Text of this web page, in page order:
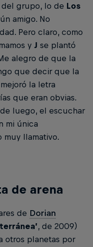
del grupo, lo de Los
amigo. No
Pero claro, como
y J se plantó
alegro de que la
que decir que la
la letra
que eran obvias.
luego, el escuchar
mi única
llamativo.
de arena
de Dorian
, de 2009)
otros planetas por